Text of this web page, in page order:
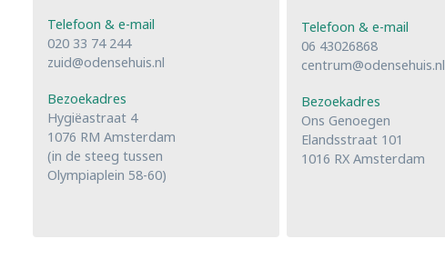
Telefoon & e-mail
020 33 74 244
zuid@odensehuis.nl
Bezoekadres
Hygiëastraat 4
1076 RM Amsterdam
(in de steeg tussen
Olympiaplein 58-60)
Telefoon & e-mail
06 43026868
centrum@odensehuis.nl
Bezoekadres
Ons Genoegen
Elandsstraat 101
1016 RX Amsterdam